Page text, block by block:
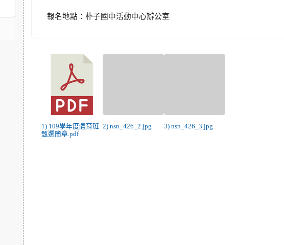
報名地點：朴子國中活動中心辦公室
1) 109學年度體育班
甄選簡章.pdf
2) nsn_426_2.jpg 3) nsn_426_3.jpg